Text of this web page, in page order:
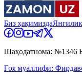
Биз ҳақимизда
Шаҳодатнома: №1346
Ғоя муаллифи: